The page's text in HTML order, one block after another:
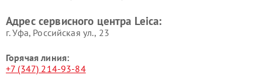
Адрес сервисного центра Leica:
г. Уфа, Российская ул., 23
Горячая линия:
+7 (347) 214-93-84